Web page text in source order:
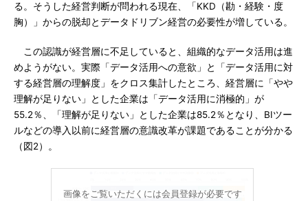
る。そうした経営判断が問われる現在、「KKD（勘・経験・度
胸）」からの脱却とデータドリブン経営の必要性が増している。
この認識が経営層に不足していると、組織的なデータ活用は進
めようがない。実際「データ活用への意欲」と「データ活用に対
する経営層の理解度」をクロス集計したところ、経営層に「やや
理解が足りない」とした企業は「データ活用に消極的」が
55.2％、「理解が足りない」とした企業は85.2％となり、BIツー
ルなどの導入以前に経営層の意識改革が課題であることが分かる
（図2）。
画像をご覧いただくには会員登録が必要です